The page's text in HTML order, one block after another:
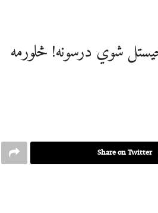
شوي درسونه! څلورمه
Share on Twitter